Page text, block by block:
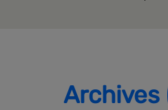
Archives